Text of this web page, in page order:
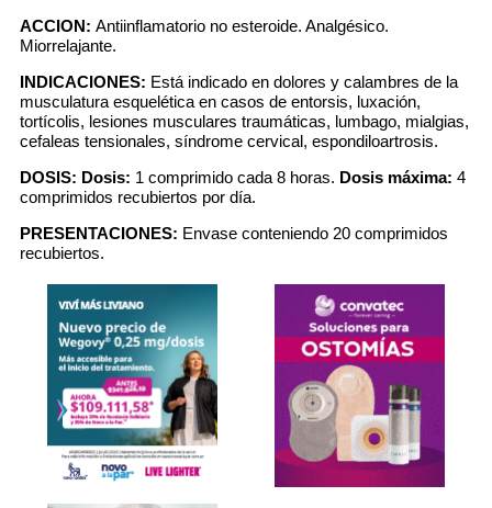
ACCION: Antiinflamatorio no esteroide. Analgésico.
Miorrelajante.
INDICACIONES: Está indicado en dolores y calambres de la
musculatura esquelética en casos de entorsis, luxación,
tortícolis, lesiones musculares traumáticas, lumbago, mialgias,
cefaleas tensionales, síndrome cervical, espondiloartrosis.
DOSIS: Dosis: 1 comprimido cada 8 horas. Dosis máxima: 4
comprimidos recubiertos por día.
PRESENTACIONES: Envase conteniendo 20 comprimidos
recubiertos.